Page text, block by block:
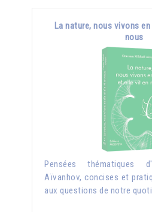
La nature, nous vivons
nous
Pensées thématiques
Aïvanhov, concises et
aux questions de notre